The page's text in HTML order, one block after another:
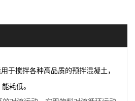
于搅拌各种高品质的预拌混凝土，
耗低。